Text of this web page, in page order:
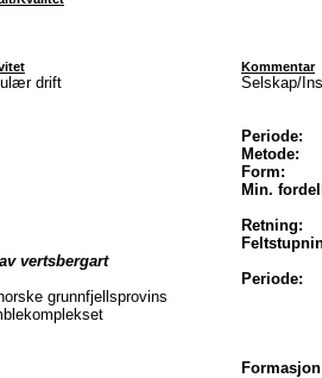
Kommentar
drift
Selskap/
Periode:
Metode:
Form:
Min.
Retning:
vertsbergart
Periode:
grunnfjellsprovins